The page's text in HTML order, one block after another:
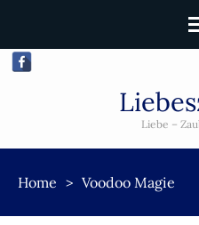
Liebe –
Home > Voodoo Magie